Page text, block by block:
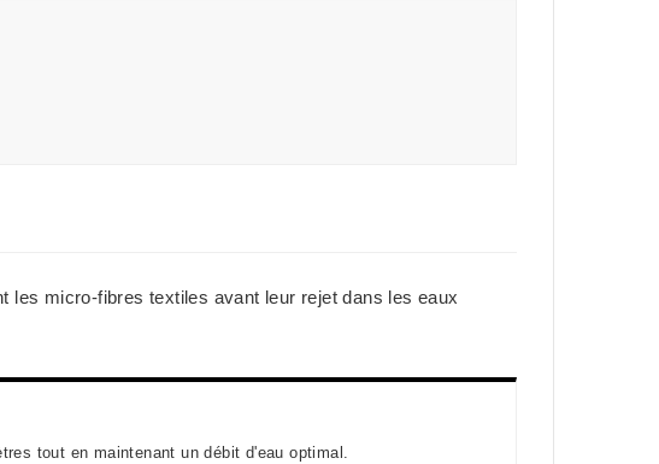
micro-fibres textiles avant leur rejet dans les eaux
tout en maintenant un débit d'eau optimal.